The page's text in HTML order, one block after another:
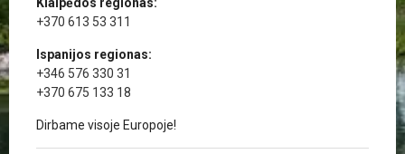
Klaipėdos regionas:
+370 613 53 311
Ispanijos regionas:
+346 576 330 31
+370 675 133 18
Dirbame visoje Europoje!